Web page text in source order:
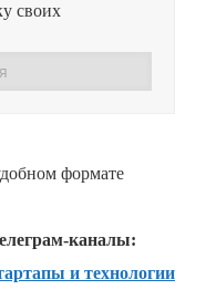
своих
формате
каналы:
и технологии